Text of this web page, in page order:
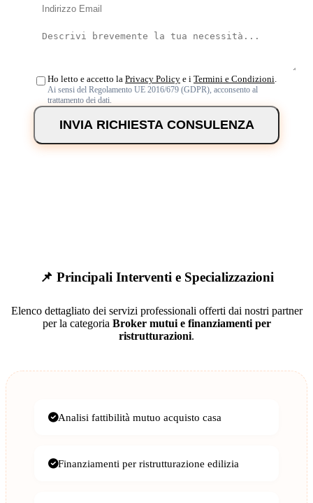
Ho letto e accetto la Privacy Policy e i Termini e Condizioni.
Ai sensi del Regolamento UE 2016/679 (GDPR), acconsento al
trattamento dei dati.
INVIA RICHIESTA CONSULENZA
📌 Principali Interventi e Specializzazioni
Elenco dettagliato dei servizi professionali offerti dai nostri partner
per la categoria Broker mutui e finanziamenti per
ristrutturazioni.
Analisi fattibilità mutuo acquisto casa
Finanziamenti per ristrutturazione edilizia